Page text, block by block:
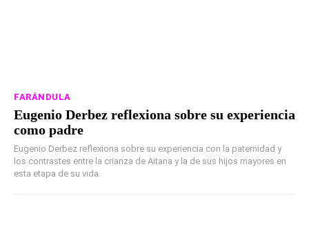
FARÁNDULA
Eugenio Derbez reflexiona sobre su experiencia
como padre
Eugenio Derbez reflexiona sobre su experiencia con la paternidad y
los contrastes entre la crianza de Aitana y la de sus hijos mayores en
esta etapa de su vida.